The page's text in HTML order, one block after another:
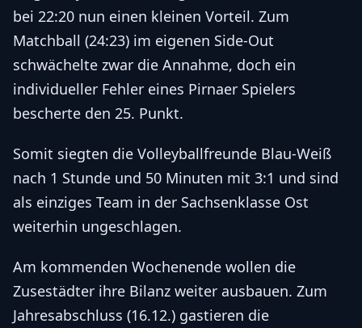
bei 22:20 nun einen kleinen Vorteil. Zum
Matchball (24:23) im eigenen Side-Out
schwächelte zwar die Annahme, doch ein
individueller Fehler eines Pirnaer Spielers
bescherte den 25. Punkt.
Somit siegten die Volleyballfreunde Blau-Weiß
nach 1 Stunde und 50 Minuten mit 3:1 und sind
als einziges Team in der Sachsenklasse Ost
weiterhin ungeschlagen.
Am kommenden Wochenende wollen die
Zusestädter ihre Bilanz weiter ausbauen. Zum
Jahresabschluss (16.12.) gastieren die